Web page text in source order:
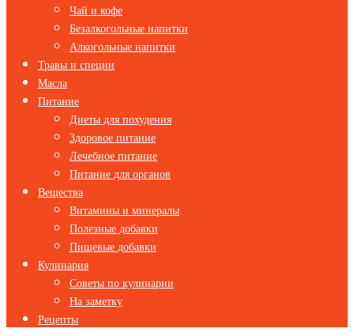
Чай и кофе
Безалкогольные напитки
Алкогольные напитки
Травы и специи
Масла
Питание
Диеты для похудения
Здоровое питание
Лечебное питание
Питание для органов
Вещества
Витамины и минералы
Полезные добавки
Пищевые добавки
Кулинария
Советы по кулинарии
На заметку
Рецепты